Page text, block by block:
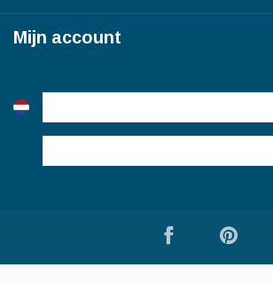
Mijn account